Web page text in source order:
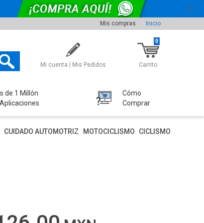
Mis compras Inicio
Mi cuenta | Mis Pedidos Carrito
0
de 1 Millón
Cómo
Comprar
CUIDADO AUTOMOTRIZ MOTOCICLISMO CICLISMO